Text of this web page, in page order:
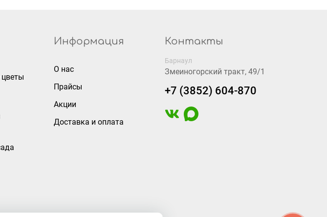
для сада
Информация
О нас
Прайсы
Акции
Доставка и оплата
Контакты
Барнаул
Змеиногорский тракт, 49/1
+7 (3852) 604-870